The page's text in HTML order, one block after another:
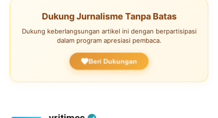
Dukung Jurnalisme Tanpa Batas
Dukung keberlangsungan artikel ini dengan berpartisipasi
dalam program apresiasi pembaca.
Beri Dukungan